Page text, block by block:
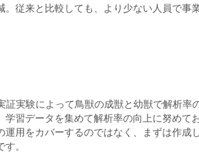
従来と比較しても、より少ない人員で事
実験によって鳥獣の成獣と幼獣で解析
習データを集めて解析率の向上に努めて
用をカバーするのではなく、まずは作
。